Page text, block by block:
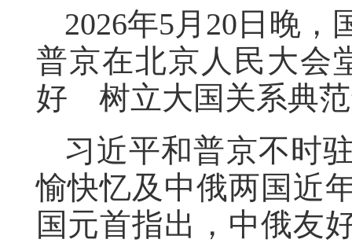
2026年5月20日晚
普京在北京人民大会
好 树立大国关系典范
习近平和普京不时
愉快忆及中俄两国近
国元首指出，中俄友